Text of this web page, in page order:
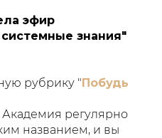
эфир
знания"
рубрику "Побудь
регулярно
названием, и вы